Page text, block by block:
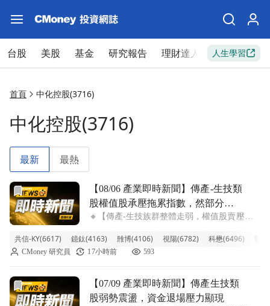
台股 美股 基金 研究報告 理財達人 新手入門
人生學習
首頁 中化控股(3716)
中化控股(3716)
最新 最熱
前往【08/06 產業即時新聞】傳產-生技類股權值股承壓拖累
【08/06 產業即時新聞】傳產-生技類
股權值股承壓拖累指數，然部分個
股逆勢吸金展現個別題材
🔸【傳產-生技族群整體走弱，權值股賣壓沉
整體類股指數下挫2.44%，跌勢相對明顯。盤
中觀察，高價股與權值指標如新藥股藥華藥
共信-KY(6617) 鐿鈦(4163) 雃博(4106) 視陽(6782) 科懋(6496)
CMoney 研究員 17小時前 593
前往【07/09 產業即時新聞】傳產生技類股弱勢震盪，資金
【07/09 產業即時新聞】傳產生技類
股弱勢震盪，資金退場壓力顯現